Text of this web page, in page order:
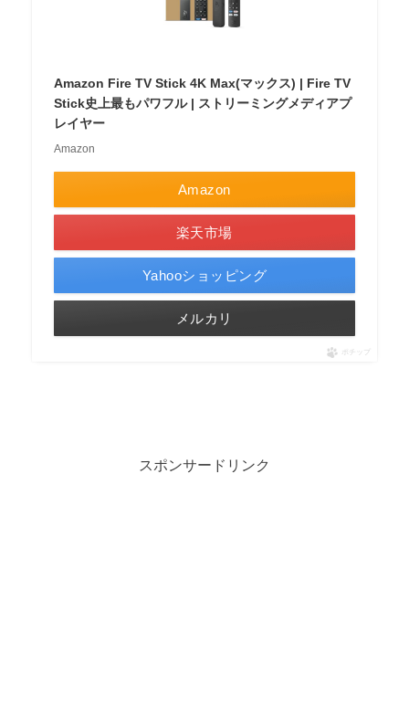
Amazon Fire TV Stick 4K Max(マックス) | Fire TV
Stick史上最もパワフル | ストリーミングメディアプ
レイヤー
Amazon
Amazon
楽天市場
Yahooショッピング
メルカリ
ポチップ
スポンサードリンク